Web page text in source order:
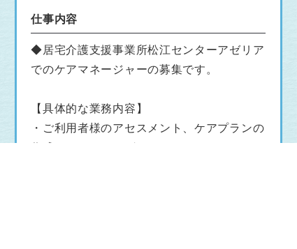
仕事内容
◆居宅介護支援事業所松江センターアゼリア
でのケアマネージャーの募集です。
【具体的な業務内容】
・ご利用者様のアセスメント、ケアプランの